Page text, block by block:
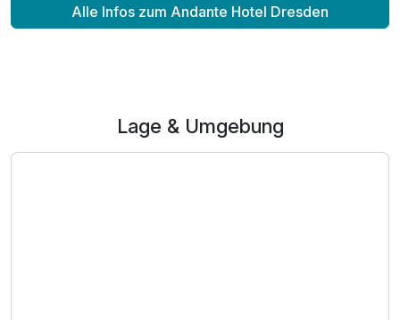
2 Erwachsene
Alle Infos zum Andante Hotel Dresden
Lage & Umgebung